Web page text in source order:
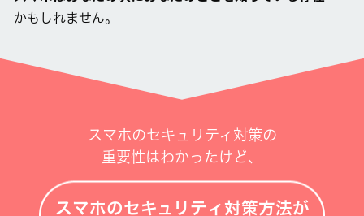
かもしれません。
スマホのセキュリティ対策の
重要性はわかったけど、
スマホのセキュリティ対策方法が